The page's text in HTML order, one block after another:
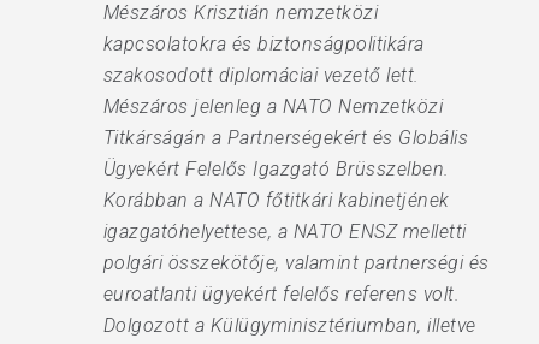
Mészáros Krisztián nemzetközi
kapcsolatokra és biztonságpolitikára
szakosodott diplomáciai vezető lett.
Mészáros jelenleg a NATO Nemzetközi
Titkárságán a Partnerségekért és Globális
Ügyekért Felelős Igazgató Brüsszelben.
Korábban a NATO főtitkári kabinetjének
igazgatóhelyettese, a NATO ENSZ melletti
polgári összekötője, valamint partnerségi és
euroatlanti ügyekért felelős referens volt.
Dolgozott a Külügyminisztériumban, illetve